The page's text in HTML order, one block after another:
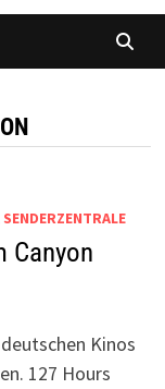
Canyon
Kinos
127 Hours